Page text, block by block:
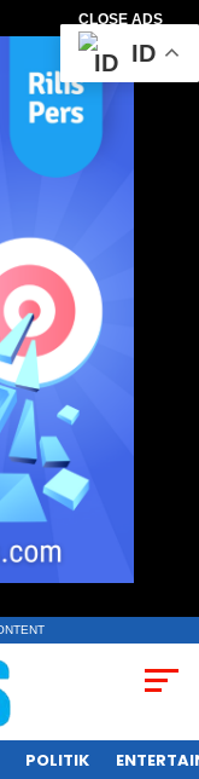
CLOSE ADS
POLITIK
ID